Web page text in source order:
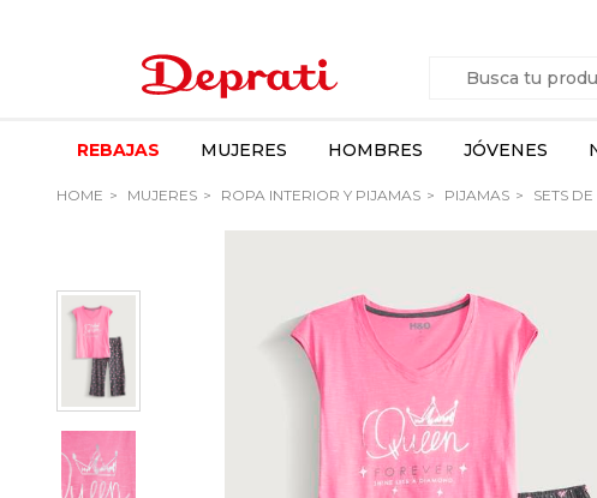
REBAJAS MUJERES HOMBRES JÓVENES
HOME MUJERES ROPA INTERIOR Y PIJAMAS PIJAMAS SETS